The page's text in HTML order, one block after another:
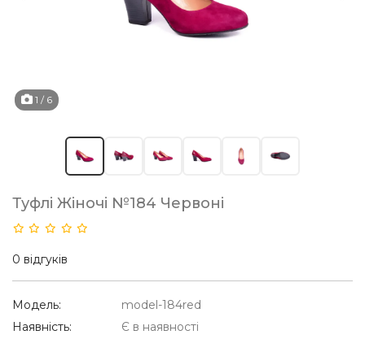
1 / 6
Туфлі Жіночі №184 Червоні
0 відгуків
Модель:
model-184red
Наявність:
Є в наявності